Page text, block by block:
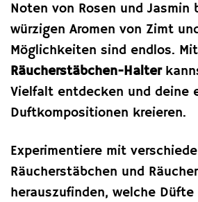
Noten von Rosen und Jasmin
würzigen Aromen von Zimt
Möglichkeiten sind endlos.
Räucherstäbchen-Halter
Vielfalt entdecken und deine
Duftkompositionen kreieren.
Experimentiere mit
Räucherstäbchen und
herauszufinden, welche